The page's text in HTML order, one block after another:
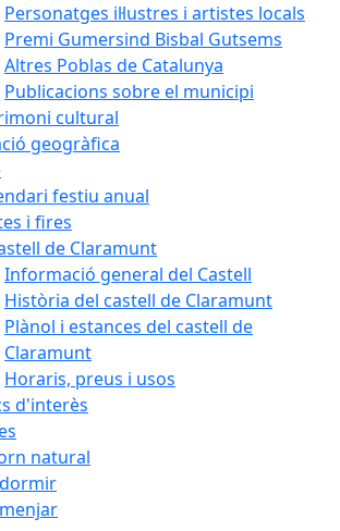
Personatges il·lustres i artistes locals
Premi Gumersind Bisbal Gutsems
Altres Poblas de Catalunya
Publicacions sobre el municipi
cultural
geogràfica
festiu anual
i fires
de Claramunt
Informació general del Castell
Història del castell de Claramunt
Plànol i estances del castell de
Claramunt
Horaris, preus i usos
d'interès
natural